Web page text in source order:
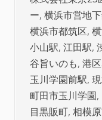
ー, 横浜市営地
横浜市都筑区,
小山駅, 江田駅,
谷旨いのも, 港
玉川学園前駅,
町田市玉川学園,
目黒販町, 相模